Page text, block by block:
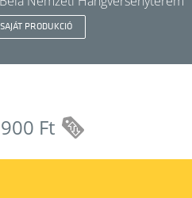
PRODUKCIÓ
Ft